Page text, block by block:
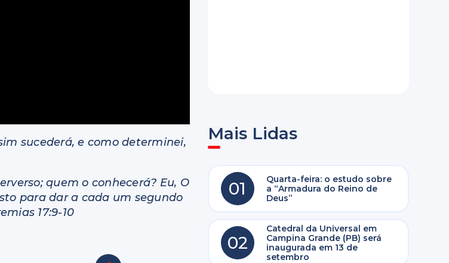
sucederá, e como determinei,
quem o conhecerá? Eu, O
para dar a cada um segundo
17:9-10
Mais Lidas
01
Quarta-feira: o estudo sobre
a “Armadura do Reino de
Deus”
02
Catedral da Universal em
Campina Grande (PB) será
inaugurada em 13 de
setembro